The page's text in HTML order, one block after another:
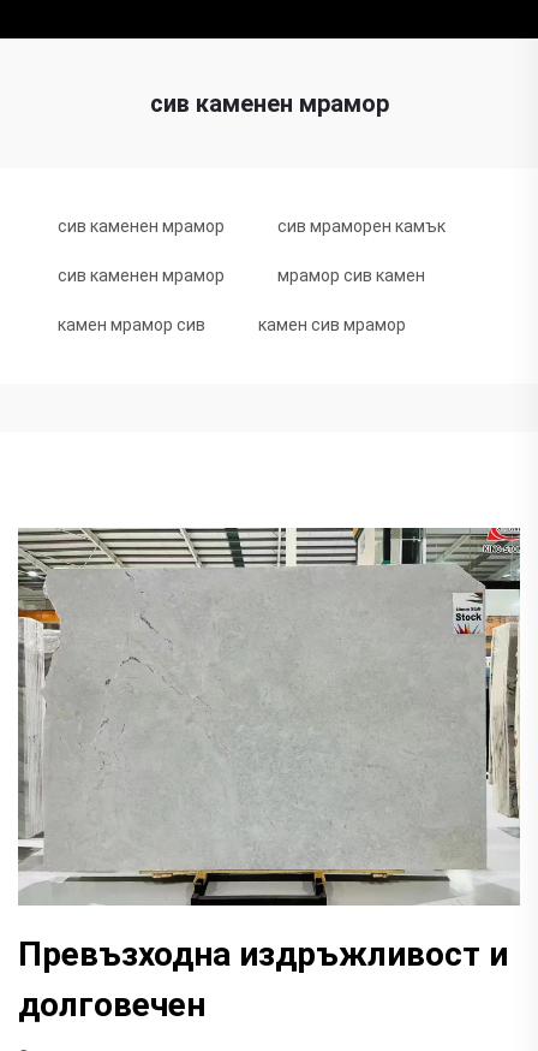
сив каменен мрамор
сив каменен мрамор сив мраморен камък
сив каменен мрамор мрамор сив камен
камен мрамор сив камен сив мрамор
Превъзходна издръжливост и
долговечен